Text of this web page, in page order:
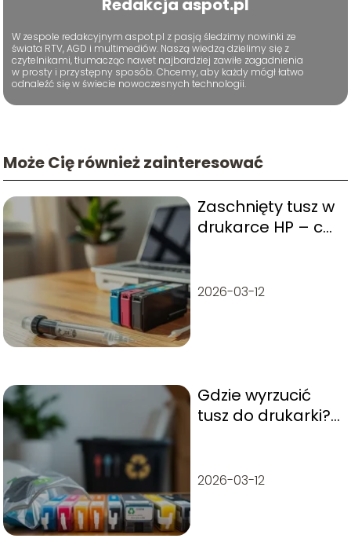
Redakcja aspot.pl
W zespole redakcyjnym aspot.pl z pasją śledzimy nowinki ze
świata RTV, AGD i multimediów. Naszą wiedzą dzielimy się z
czytelnikami, tłumacząc nawet najbardziej zawiłe zagadnienia
w prosty i przystępny sposób. Chcemy, aby każdy mógł łatwo
odnaleźć się w świecie nowoczesnych technologii.
Może Cię również zainteresować
Zaschnięty tusz w
drukarce HP – co
2026-03-12
Gdzie wyrzucić
tusz do drukarki?
2026-03-12